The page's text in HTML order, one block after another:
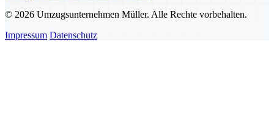
© 2026 Umzugsunternehmen Müller. Alle Rechte vorbehalten.
Impressum Datenschutz